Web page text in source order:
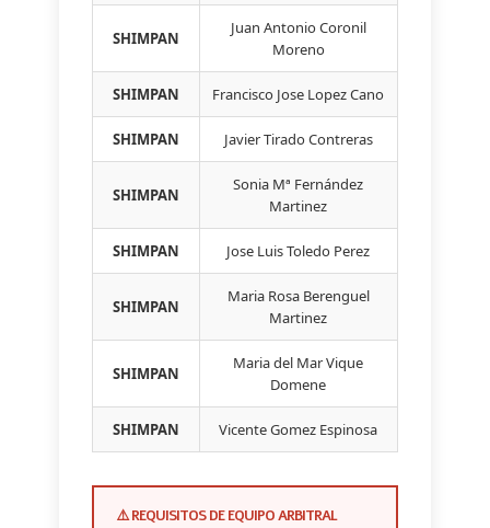
SHIMPAN
Juan Antonio Coronil
Moreno
SHIMPAN Francisco Jose Lopez Cano
SHIMPAN Javier Tirado Contreras
SHIMPAN
Sonia Mª Fernández
Martinez
SHIMPAN Jose Luis Toledo Perez
SHIMPAN
Maria Rosa Berenguel
Martinez
SHIMPAN
Maria del Mar Vique
Domene
SHIMPAN Vicente Gomez Espinosa
⚠️ REQUISITOS DE EQUIPO ARBITRAL